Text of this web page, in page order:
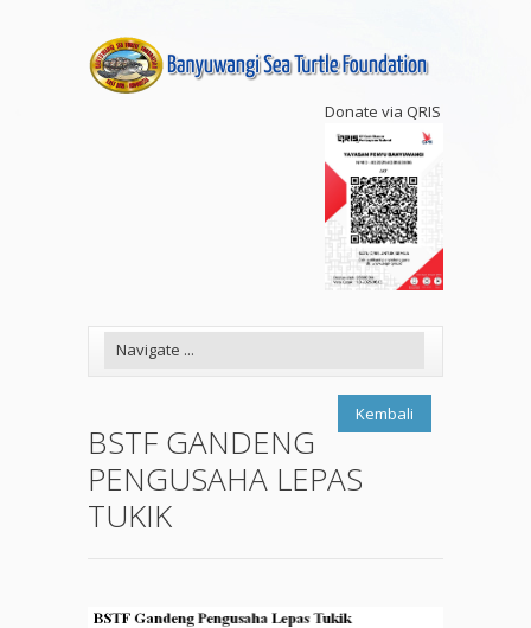
Donate via QRIS
Kembali
BSTF GANDENG
PENGUSAHA LEPAS
TUKIK